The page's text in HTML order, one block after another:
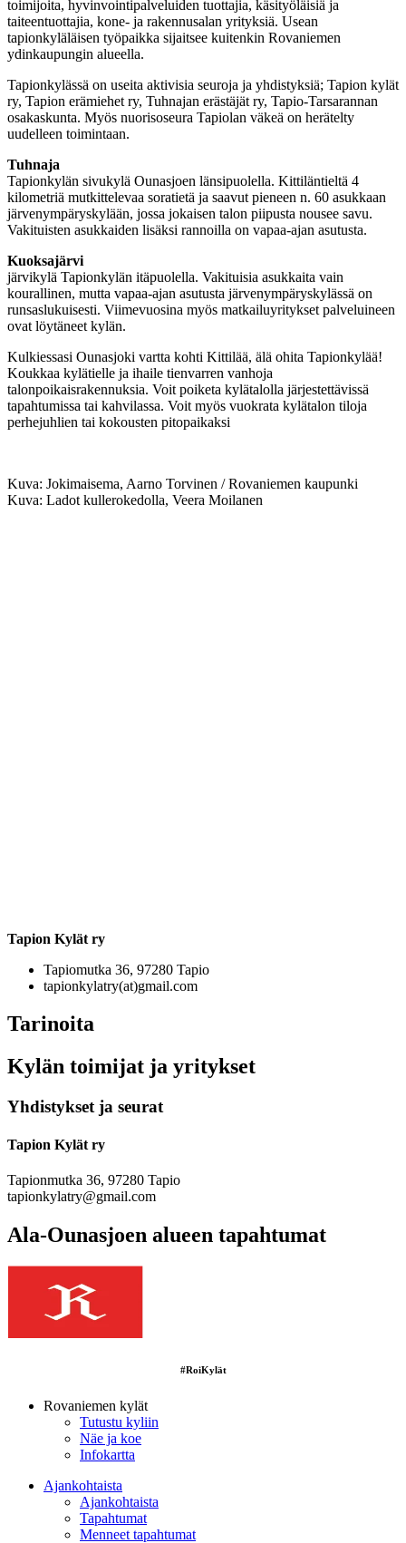
toimijoita, hyvinvointipalveluiden tuottajia, käsityöläisiä ja
taiteentuottajia, kone- ja rakennusalan yrityksiä. Usean
tapionkyläläisen työpaikka sijaitsee kuitenkin Rovaniemen
ydinkaupungin alueella.
Tapionkylässä on useita aktivisia seuroja ja yhdistyksiä; Tapion kylät
ry, Tapion erämiehet ry, Tuhnajan erästäjät ry, Tapio-Tarsarannan
osakaskunta. Myös nuorisoseura Tapiolan väkeä on herätelty
uudelleen toimintaan.
Tuhnaja
Tapionkylän sivukylä Ounasjoen länsipuolella. Kittiläntieltä 4
kilometriä mutkittelevaa soratietä ja saavut pieneen n. 60 asukkaan
järvenympäryskylään, jossa jokaisen talon piipusta nousee savu.
Vakituisten asukkaiden lisäksi rannoilla on vapaa-ajan asutusta.
Kuoksajärvi
järvikylä Tapionkylän itäpuolella. Vakituisia asukkaita vain
kourallinen, mutta vapaa-ajan asutusta järvenympäryskylässä on
runsaslukuisesti. Viimevuosina myös matkailuyritykset palveluineen
ovat löytäneet kylän.
Kulkiessasi Ounasjoki vartta kohti Kittilää, älä ohita Tapionkylää!
Koukkaa kylätielle ja ihaile tienvarren vanhoja
talonpoikaisrakennuksia. Voit poiketa kylätalolla järjestettävissä
tapahtumissa tai kahvilassa. Voit myös vuokrata kylätalon tiloja
perhejuhlien tai kokousten pitopaikaksi
Kuva: Jokimaisema, Aarno Torvinen / Rovaniemen kaupunki
Kuva: Ladot kullerokedolla, Veera Moilanen
Tapion Kylät ry
Tapiomutka 36, 97280 Tapio
tapionkylatry(at)gmail.com
Tarinoita
Kylän toimijat ja yritykset
Yhdistykset ja seurat
Tapion Kylät ry
Tapionmutka 36, 97280 Tapio
tapionkylatry@gmail.com
Ala-Ounasjoen alueen tapahtumat
#RoiKylät
Rovaniemen kylät
Tutustu kyliin
Näe ja koe
Infokartta
Ajankohtaista
Ajankohtaista
Tapahtumat
Menneet tapahtumat